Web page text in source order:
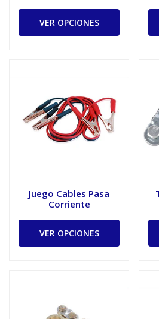
VER OPCIONES
Juego Cables Pasa
Corriente
VER OPCIONES